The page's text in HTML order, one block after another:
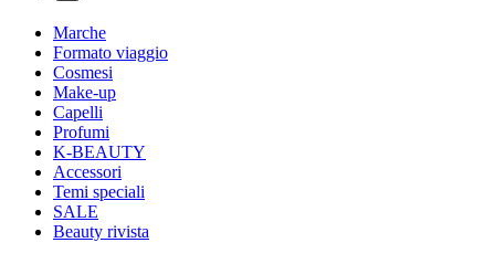
Marche
Formato viaggio
Cosmesi
Make-up
Capelli
Profumi
K-BEAUTY
Accessori
Temi speciali
SALE
Beauty rivista